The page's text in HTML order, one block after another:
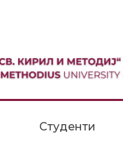
Студенти